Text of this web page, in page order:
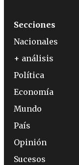
Secciones
Nacionales
+ análisis
Política
Economía
Mundo
País
Opinión
Sucesos